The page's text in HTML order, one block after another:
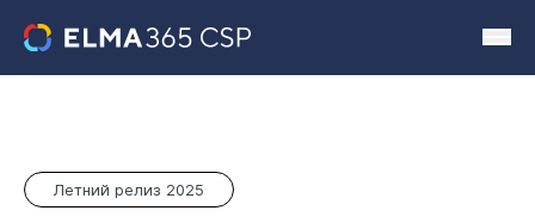
Летний релиз 2025